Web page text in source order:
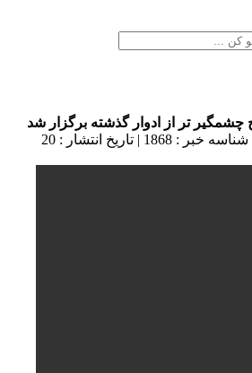
چشمگیر تر از ادوار گذشته برگزار شد
شناسه خبر : 1868 |
تاریخ انتشار : 20